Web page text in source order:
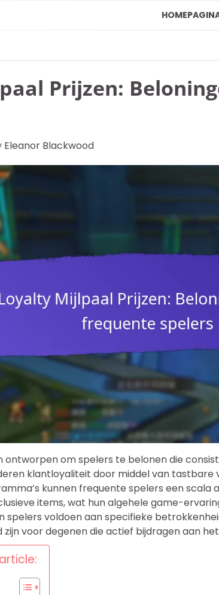
Prijzen:
Eleanor Blackwood
ontworpen om spelers te belonen die
klantloyaliteit door middel van tastbare
kunnen frequente spelers een scala
items, wat hun algehele game-
spelers voldoen aan specifieke
voor degenen die actief bijdragen aan